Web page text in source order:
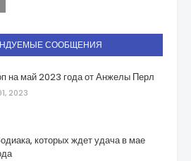
СООБЩЕНИЯ
на май 2023 года от Анжелы Перл
2023
которых ждет удача в мае